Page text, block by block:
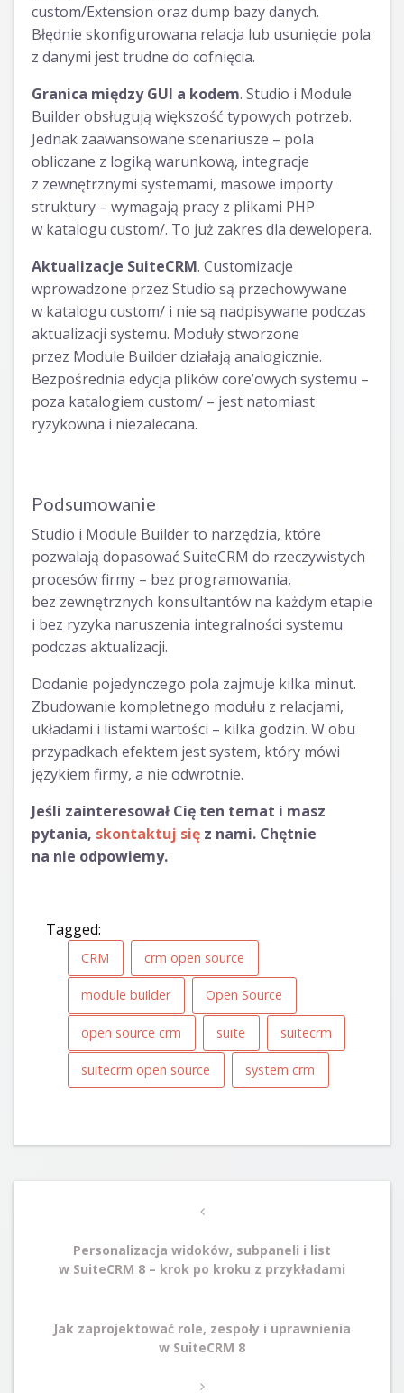
custom/Extension oraz dump bazy danych.
Błędnie skonfigurowana relacja lub usunięcie pola
z danymi jest trudne do cofnięcia.
Granica między GUI a kodem. Studio i Module
Builder obsługują większość typowych potrzeb.
Jednak zaawansowane scenariusze – pola
obliczane z logiką warunkową, integracje
z zewnętrznymi systemami, masowe importy
struktury – wymagają pracy z plikami PHP
w katalogu custom/. To już zakres dla dewelopera.
Aktualizacje SuiteCRM. Customizacje
wprowadzone przez Studio są przechowywane
w katalogu custom/ i nie są nadpisywane podczas
aktualizacji systemu. Moduły stworzone
przez Module Builder działają analogicznie.
Bezpośrednia edycja plików core’owych systemu –
poza katalogiem custom/ – jest natomiast
ryzykowna i niezalecana.
Podsumowanie
Studio i Module Builder to narzędzia, które
pozwalają dopasować SuiteCRM do rzeczywistych
procesów firmy – bez programowania,
bez zewnętrznych konsultantów na każdym etapie
i bez ryzyka naruszenia integralności systemu
podczas aktualizacji.
Dodanie pojedynczego pola zajmuje kilka minut.
Zbudowanie kompletnego modułu z relacjami,
układami i listami wartości – kilka godzin. W obu
przypadkach efektem jest system, który mówi
językiem firmy, a nie odwrotnie.
Jeśli zainteresował Cię ten temat i masz
pytania, skontaktuj się z nami. Chętnie
na nie odpowiemy.
Tagged:
CRM crm open source
module builder Open Source
open source crm suite suitecrm
suitecrm open source system crm
Previous
Personalizacja widoków, subpaneli i list
w SuiteCRM 8 – krok po kroku z przykładami
Next
Jak zaprojektować role, zespoły i uprawnienia
w SuiteCRM 8